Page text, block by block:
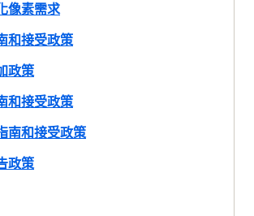
像素需求
和接受政策
政策
和接受政策
南和接受政策
政策